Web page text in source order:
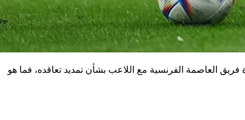
فريق العاصمة الفرنسية مع اللاعب بشأن تمديد تعاقده، فما هو